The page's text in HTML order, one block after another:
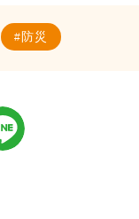
防災